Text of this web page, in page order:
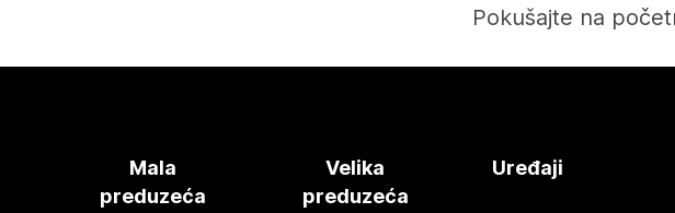
Pokušajte na
Mala
preduzeća
Velika
preduzeća
Uređaji